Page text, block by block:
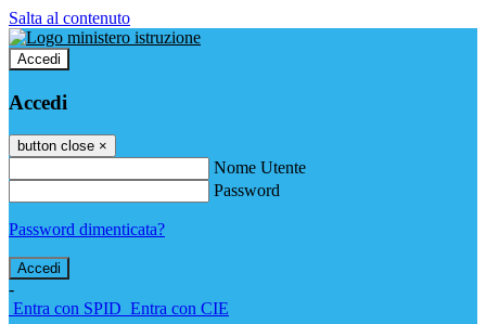
Salta al contenuto
Accedi
Accedi
button close ×
Nome Utente
Password
Password dimenticata?
-
Entra con SPID Entra con CIE